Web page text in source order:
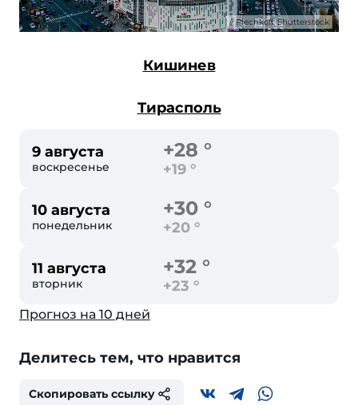
Plechkoff, Shutterstock
Кишинев
Тирасполь
9 августа
воскресенье
+28 °
+19 °
10 августа
понедельник
+30 °
+20 °
11 августа
вторник
+32 °
+23 °
Прогноз на 10 дней
Делитесь тем, что нравится
Скопировать ссылку